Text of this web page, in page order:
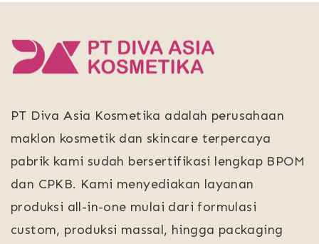
PT Diva Asia Kosmetika adalah perusahaan
maklon kosmetik dan skincare terpercaya
pabrik kami sudah bersertifikasi lengkap BPOM
dan CPKB. Kami menyediakan layanan
produksi all-in-one mulai dari formulasi
custom, produksi massal, hingga packaging